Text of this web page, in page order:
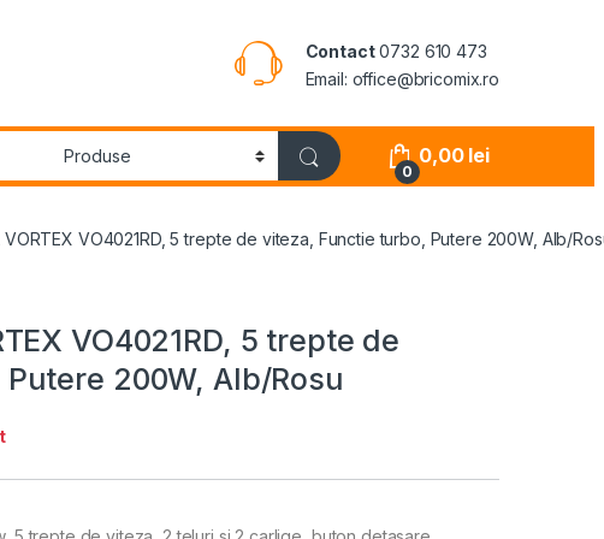
Contact0732 610 473
Email: office@bricomix.ro
0
0,00 lei
VORTEX VO4021RD, 5 trepte de viteza, Functie turbo, Putere 200W, Alb/
VO4021RD, 5 trepte de
200W, Alb/Rosu